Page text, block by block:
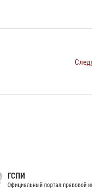
ГСПИ
Официальный портал правовой